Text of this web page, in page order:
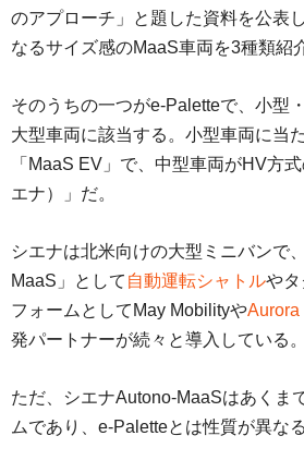
のアプローチ」と題した資料を公表
なるサイズ感のMaaS車両を3種類紹
そのうちの一つがe-Paletteで、小型
大型車両に該当する。小型車両に当
「MaaS EV」で、中型車両がHV方
エナ）」だ。
シエナは北米向けの大型ミニバンで
MaaS」として 自動運転シャトルやタ
フォームとしてMay MobilityやAurora
発パートナーが続々と導入している。
ただ、シエナAutono-MaaSはあくま
ムであり、e-Paletteとは性質が異な